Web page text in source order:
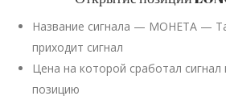
Название сигнала — МОНЕТА —
приходит сигнал
Цена на которой сработал сигнал
позицию